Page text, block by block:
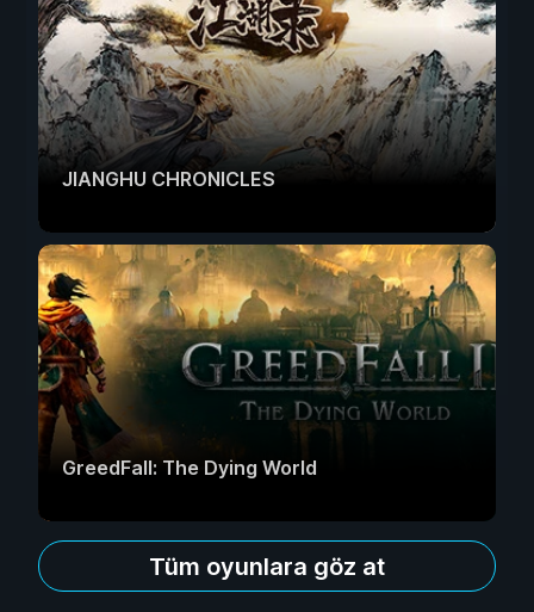
JIANGHU CHRONICLES
GreedFall: The Dying World
Tüm oyunlara göz at